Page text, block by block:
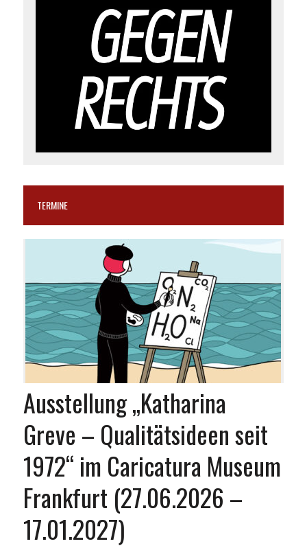
TERMINE
Ausstellung „Katharina
Greve – Qualitätsideen seit
1972“ im Caricatura Museum
Frankfurt (27.06.2026 –
17.01.2027)